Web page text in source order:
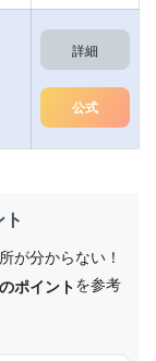
詳細
公式
が分からない！
ポイントを参考